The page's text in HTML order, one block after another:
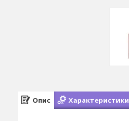
Опис Характеристики